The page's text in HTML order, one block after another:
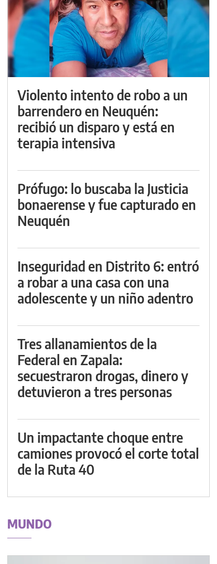
Violento intento de robo a un
barrendero en Neuquén:
recibió un disparo y está en
terapia intensiva
Prófugo: lo buscaba la Justicia
bonaerense y fue capturado en
Neuquén
Inseguridad en Distrito 6: entró
a robar a una casa con una
adolescente y un niño adentro
Tres allanamientos de la
Federal en Zapala:
secuestraron drogas, dinero y
detuvieron a tres personas
Un impactante choque entre
camiones provocó el corte total
de la Ruta 40
MUNDO